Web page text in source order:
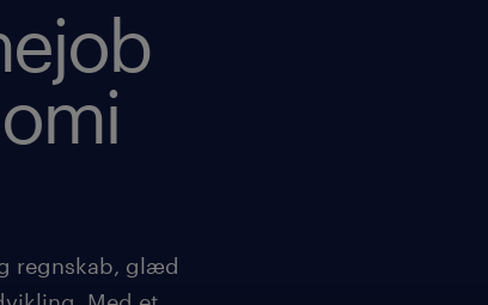
regnskab, glæd